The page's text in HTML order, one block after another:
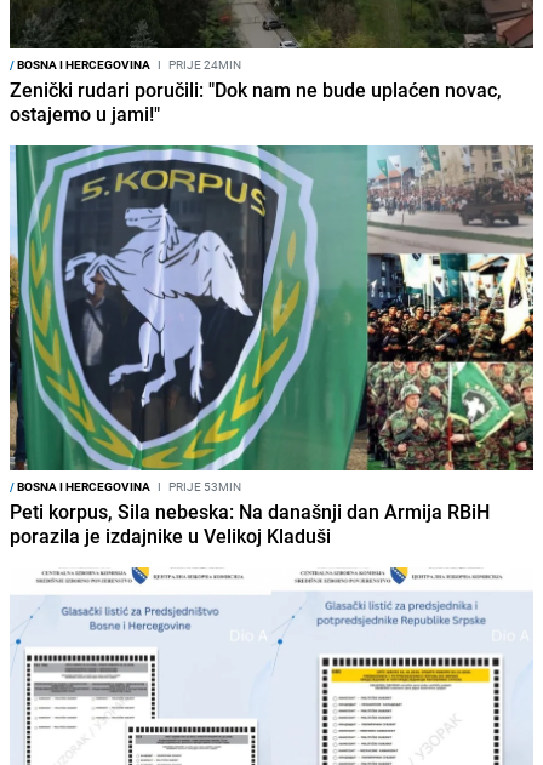
/BOSNA I HERCEGOVINA I PRIJE 24MIN
Zenički rudari poručili: "Dok nam ne bude uplaćen novac,
ostajemo u jami!"
/BOSNA I HERCEGOVINA I PRIJE 53MIN
Peti korpus, Sila nebeska: Na današnji dan Armija RBiH
porazila je izdajnike u Velikoj Kladuši